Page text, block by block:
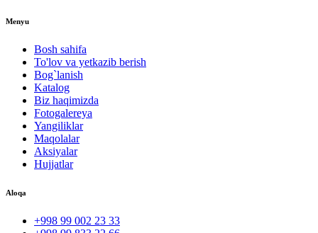
Menyu
Bosh sahifa
To'lov va yetkazib berish
Bog`lanish
Katalog
Biz haqimizda
Fotogalereya
Yangiliklar
Maqolalar
Aksiyalar
Hujjatlar
Aloqa
+998 99 002 23 33